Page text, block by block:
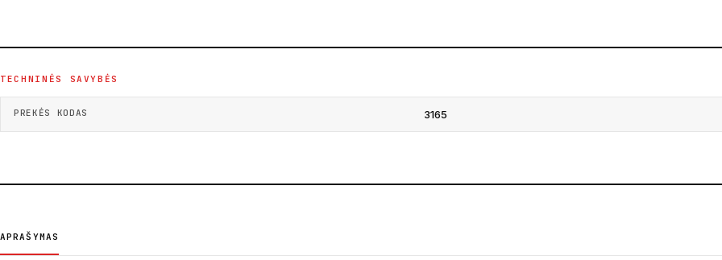
TECHNINĖS SAVYBĖS
PREKĖS KODAS 3165
APRAŠYMAS